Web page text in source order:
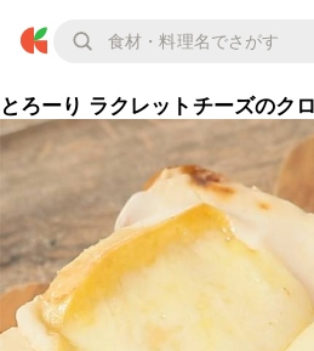
とろーり ラクレットチーズのク